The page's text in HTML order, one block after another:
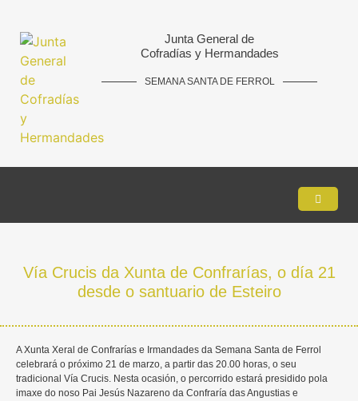
Junta General de
Cofradías y Hermandades
SEMANA SANTA DE FERROL
Vía Crucis da Xunta de Confrarías, o día 21
desde o santuario de Esteiro
A Xunta Xeral de Confrarías e Irmandades da Semana Santa de Ferrol
celebrará o próximo 21 de marzo, a partir das 20.00 horas, o seu
tradicional Vía Crucis. Nesta ocasión, o percorrido estará presidido pola
imaxe do noso Pai Jesús Nazareno da Confraría das Angustias e